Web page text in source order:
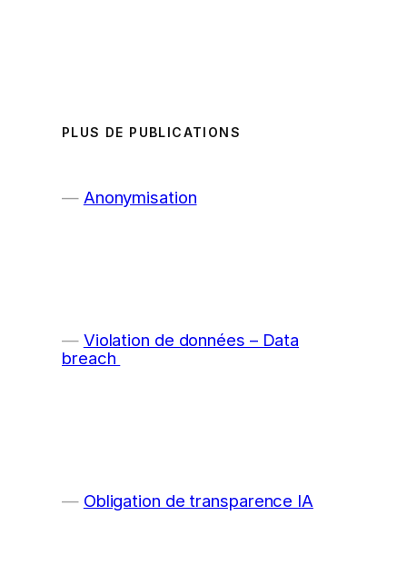
PLUS DE PUBLICATIONS
Anonymisation
Violation de données – Data
breach
Obligation de transparence IA